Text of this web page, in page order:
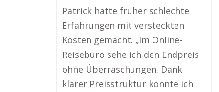
Patrick hatte früher schlechte
Erfahrungen mit versteckten
Kosten gemacht. „Im Online-
Reisebüro sehe ich den Endpreis
ohne Überraschungen. Dank
klarer Preisstruktur konnte ich